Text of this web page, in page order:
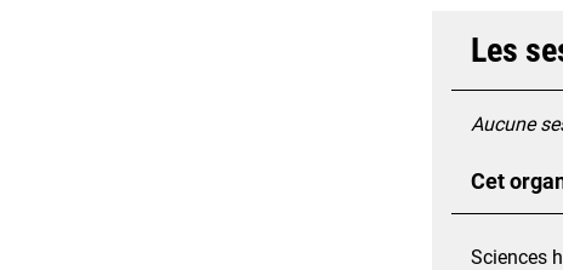
Les
Aucune
Cet
Sciences